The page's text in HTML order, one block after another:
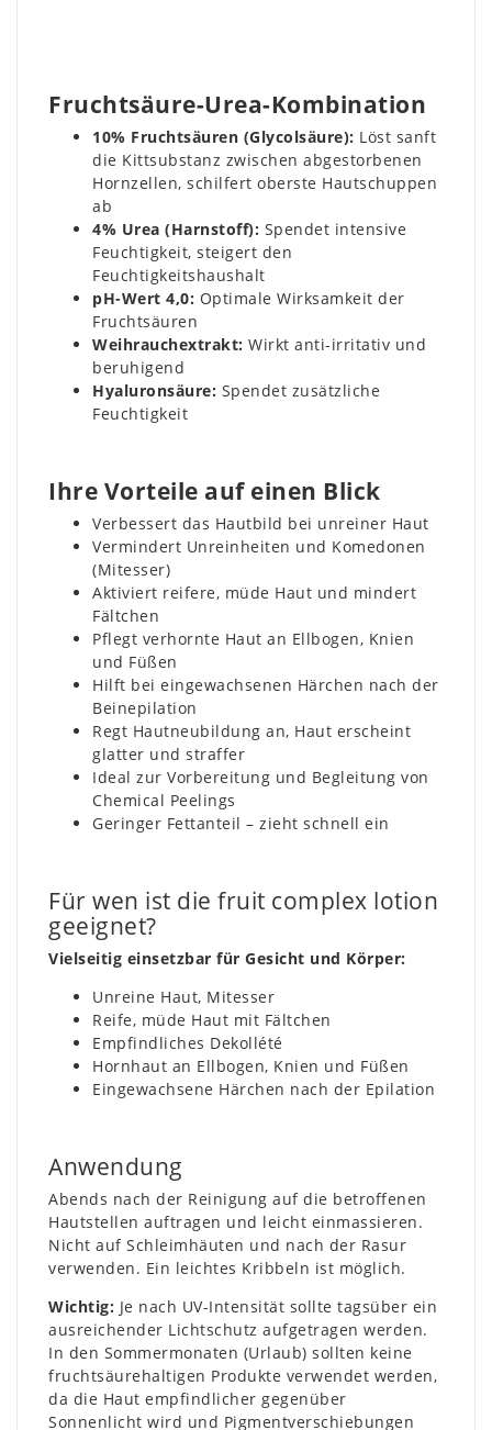
Fruchtsäure-Urea-Kombination
10% Fruchtsäuren (Glycolsäure): Löst sanft
die Kittsubstanz zwischen abgestorbenen
Hornzellen, schilfert oberste Hautschuppen
ab
4% Urea (Harnstoff): Spendet intensive
Feuchtigkeit, steigert den
Feuchtigkeitshaushalt
pH-Wert 4,0: Optimale Wirksamkeit der
Fruchtsäuren
Weihrauchextrakt: Wirkt anti-irritativ und
beruhigend
Hyaluronsäure: Spendet zusätzliche
Feuchtigkeit
Ihre Vorteile auf einen Blick
Verbessert das Hautbild bei unreiner Haut
Vermindert Unreinheiten und Komedonen
(Mitesser)
Aktiviert reifere, müde Haut und mindert
Fältchen
Pflegt verhornte Haut an Ellbogen, Knien
und Füßen
Hilft bei eingewachsenen Härchen nach der
Beinepilation
Regt Hautneubildung an, Haut erscheint
glatter und straffer
Ideal zur Vorbereitung und Begleitung von
Chemical Peelings
Geringer Fettanteil – zieht schnell ein
Für wen ist die fruit complex lotion
geeignet?
Vielseitig einsetzbar für Gesicht und Körper:
Unreine Haut, Mitesser
Reife, müde Haut mit Fältchen
Empfindliches Dekollété
Hornhaut an Ellbogen, Knien und Füßen
Eingewachsene Härchen nach der Epilation
Anwendung
Abends nach der Reinigung auf die betroffenen
Hautstellen auftragen und leicht einmassieren.
Nicht auf Schleimhäuten und nach der Rasur
verwenden. Ein leichtes Kribbeln ist möglich.
Wichtig: Je nach UV-Intensität sollte tagsüber ein
ausreichender Lichtschutz aufgetragen werden.
In den Sommermonaten (Urlaub) sollten keine
fruchtsäurehaltigen Produkte verwendet werden,
da die Haut empfindlicher gegenüber
Sonnenlicht wird und Pigmentverschiebungen